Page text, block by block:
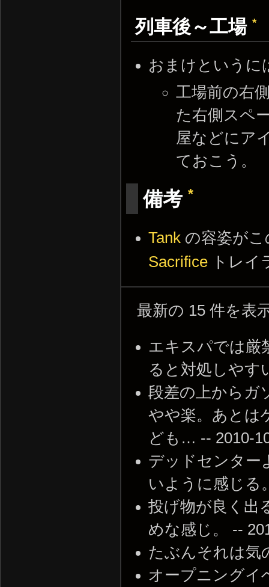
列車後～工場*
おまけというに
工場前の右
た右側スペ
屋などにア
ておこう。
備考 *
Tank の容姿が
Sacrifice トレイ
最新の 15 件を表
エキスパでは厳
ると対処しやす
段差の上からガ
やや楽。あとは
ども… -- 2010-
デッドセンター
いように感じる
投げ物が良く出
めな感じ。 --
たぶんそれは気
オープニングイ